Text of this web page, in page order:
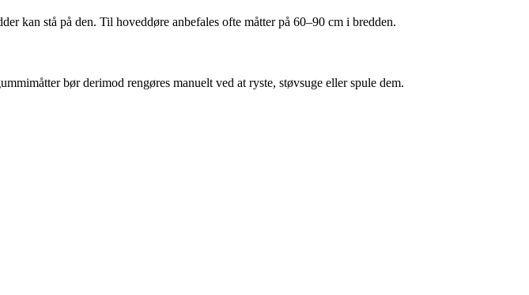
kan stå på den. Til hoveddøre anbefales ofte måtter på 60–90 cm i bredden.
bør derimod rengøres manuelt ved at ryste, støvsuge eller spule dem.